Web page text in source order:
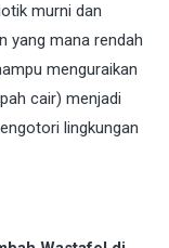
murni dan
yang mana rendah
menguraikan
cair) menjadi
lingkungan